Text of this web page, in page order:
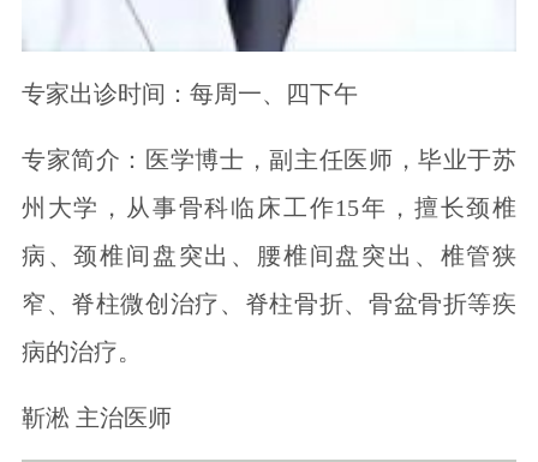
专家出诊时间：每周一、四下午
专家简介：医学博士，副主任医师，毕业于苏
州大学，从事骨科临床工作15年，擅长颈椎
病、颈椎间盘突出、腰椎间盘突出、椎管狭
窄、脊柱微创治疗、脊柱骨折、骨盆骨折等疾
病的治疗。
靳淞 主治医师